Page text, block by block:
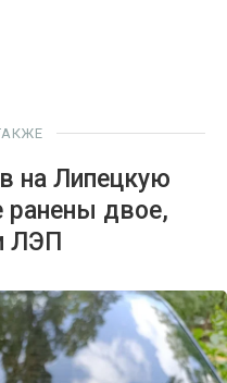
на Липецкую
ранены двое,
ЛЭП